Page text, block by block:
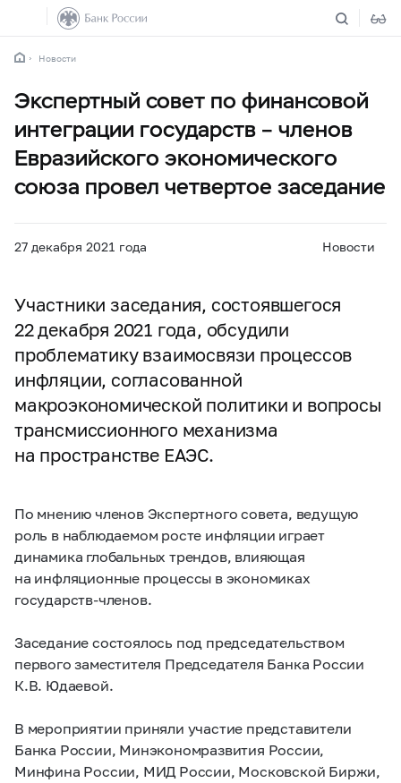
Новости
Экспертный совет по финансовой
интеграции государств – членов
Евразийского экономического
союза провел четвертое заседание
27 декабря 2021 года Новости
Участники заседания, состоявшегося
22 декабря 2021 года, обсудили
проблематику взаимосвязи процессов
инфляции, согласованной
макроэкономической политики и вопросы
трансмиссионного механизма
на пространстве ЕАЭС.
По мнению членов Экспертного совета, ведущую
роль в наблюдаемом росте инфляции играет
динамика глобальных трендов, влияющая
на инфляционные процессы в экономиках
государств-членов.
Заседание состоялось под председательством
первого заместителя Председателя Банка России
К.В. Юдаевой.
В мероприятии приняли участие представители
Банка России, Минэкономразвития России,
Минфина России, МИД России, Московской Биржи,